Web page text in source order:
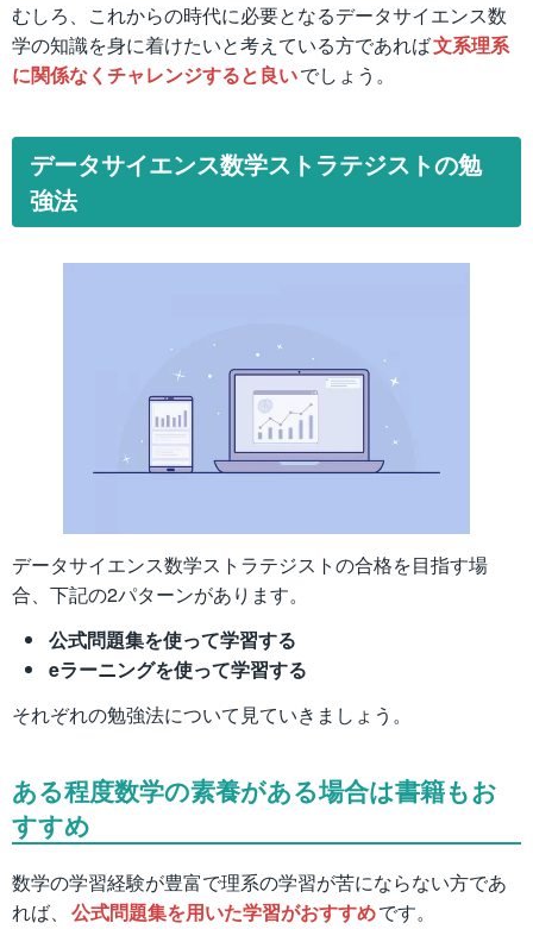
むしろ、これからの時代に必要となるデータサイエンス数
学の知識を身に着けたいと考えている方であれば文系理系
に関係なくチャレンジすると良いでしょう。
データサイエンス数学ストラテジストの勉
強法
データサイエンス数学ストラテジストの合格を目指す場
合、下記の2パターンがあります。
公式問題集を使って学習する
eラーニングを使って学習する
それぞれの勉強法について見ていきましょう。
ある程度数学の素養がある場合は書籍もお
すすめ
数学の学習経験が豊富で理系の学習が苦にならない方であ
れば、 公式問題集を用いた学習がおすすめです。